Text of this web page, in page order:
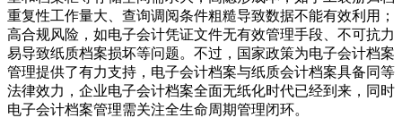
重复性工作量大、查询调阅条件粗糙导致数据不能有效利用；
高合规风险，如电子会计凭证文件无有效管理手段、不可抗力
易导致纸质档案损坏等问题。不过，国家政策为电子会计档案
管理提供了有力支持，电子会计档案与纸质会计档案具备同等
法律效力，企业电子会计档案全面无纸化时代已经到来，同时
电子会计档案管理需关注全生命周期管理闭环。